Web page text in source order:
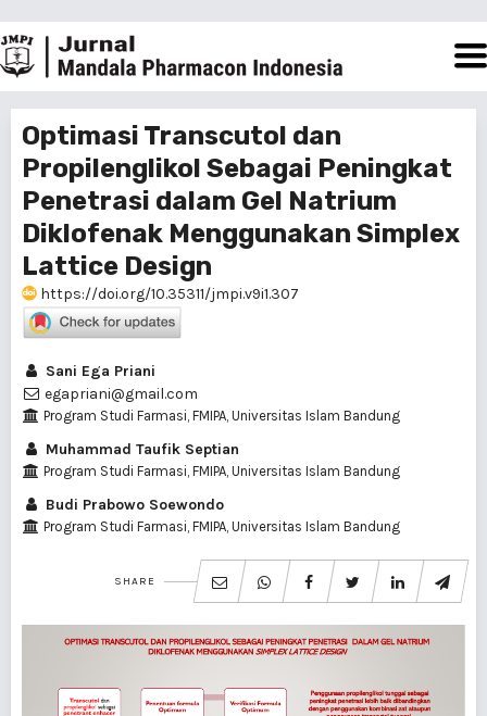
Optimasi Transcutol dan
Propilenglikol Sebagai Peningkat
Penetrasi dalam Gel Natrium
Diklofenak Menggunakan Simplex
Lattice Design
https://doi.org/10.35311/jmpi.v9i1.307
Sani Ega Priani
egapriani@gmail.com
Program Studi Farmasi, FMIPA, Universitas Islam Bandung
Muhammad Taufik Septian
Program Studi Farmasi, FMIPA, Universitas Islam Bandung
Budi Prabowo Soewondo
Program Studi Farmasi, FMIPA, Universitas Islam Bandung
SHARE